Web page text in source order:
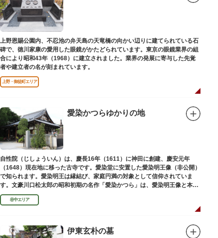
上野恩賜公園内、不忍池の弁天島の天竜橋の向かい辺りに建てられている石
碑で、徳川家康の愛用した眼鏡がかたどられています。東京の眼鏡業界の組
合により昭和43年（1968）に建立されました。業界の発展に寄与した先覚
者や建立者の名が刻まれています。
上野・御徒町エリア
愛染かつらゆかりの地
自性院（じしょういん）は、慶長16年（1611）に神田に創建、慶安元年
（1648）現在地に移った古寺です。愛染堂に安置した愛染明王像（非公開）
で知られます。愛染明王は縁結び、家庭円満の対象として信仰されていま
す。文豪川口松太郎の昭和初期の名作「愛染かつら」は、愛染明王像と本堂
前にあった桂の古木にヒントを得た作品だといわれます。
谷中エリア
伊東玄朴の墓